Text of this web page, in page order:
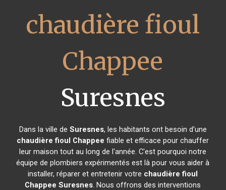
chaudière fioul
Chappee
Suresnes
Dans la ville de Suresnes, les habitants ont besoin d'une
chaudière fioul Chappee fiable et efficace pour chauffer
leur maison tout au long de l'année. C'est pourquoi notre
équipe de plombiers expérimentés est là pour vous aider à
installer, réparer et entretenir votre chaudière fioul
Chappee Suresnes. Nous offrons des interventions